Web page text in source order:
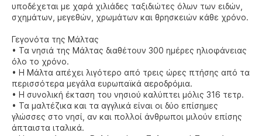
υποδέχεται με χαρά χιλιάδες ταξιδιώτες όλων των ειδών,
σχημάτων, μεγεθών, χρωμάτων και θρησκειών κάθε χρόνο.
Γεγονότα της Μάλτας
• Τα νησιά της Μάλτας διαθέτουν 300 ημέρες ηλιοφάνειας
όλο το χρόνο.
• Η Μάλτα απέχει λιγότερο από τρεις ώρες πτήσης από τα
περισσότερα μεγάλα ευρωπαϊκά αεροδρόμια.
• Η συνολική έκταση του νησιού καλύπτει μόλις 316 τετρ.
• Τα μαλτέζικα και τα αγγλικά είναι οι δύο επίσημες
γλώσσες στο νησί, αν και πολλοί άνθρωποι μιλούν επίσης
άπταιστα ιταλικά.